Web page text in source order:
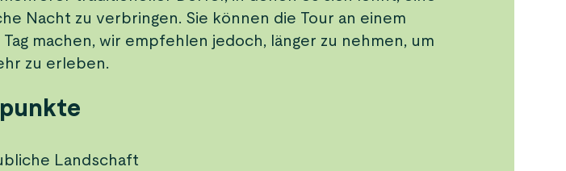
Nacht zu verbringen. Sie können die Tour an einem
Tag machen, wir empfehlen jedoch, länger zu nehmen, um
zu erleben.
Landschaft